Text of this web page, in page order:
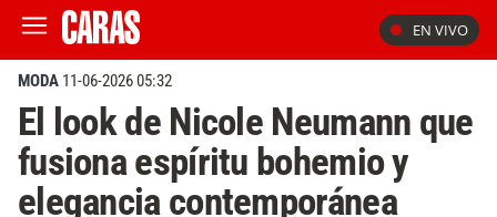
EN VIVO
MODA 11-06-2026 05:32
El look de Nicole Neumann que
fusiona espíritu bohemio y
elegancia contemporánea